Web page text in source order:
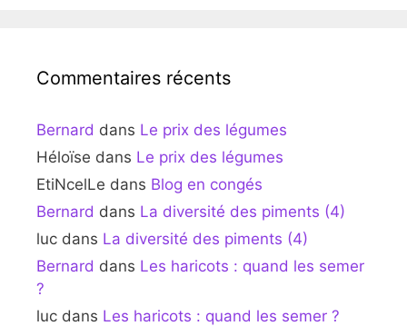
Commentaires récents
Bernard dans Le prix des légumes
Héloïse dans Le prix des légumes
EtiNcelLe dans Blog en congés
Bernard dans La diversité des piments (4)
luc dans La diversité des piments (4)
Bernard dans Les haricots : quand les semer
?
luc dans Les haricots : quand les semer ?